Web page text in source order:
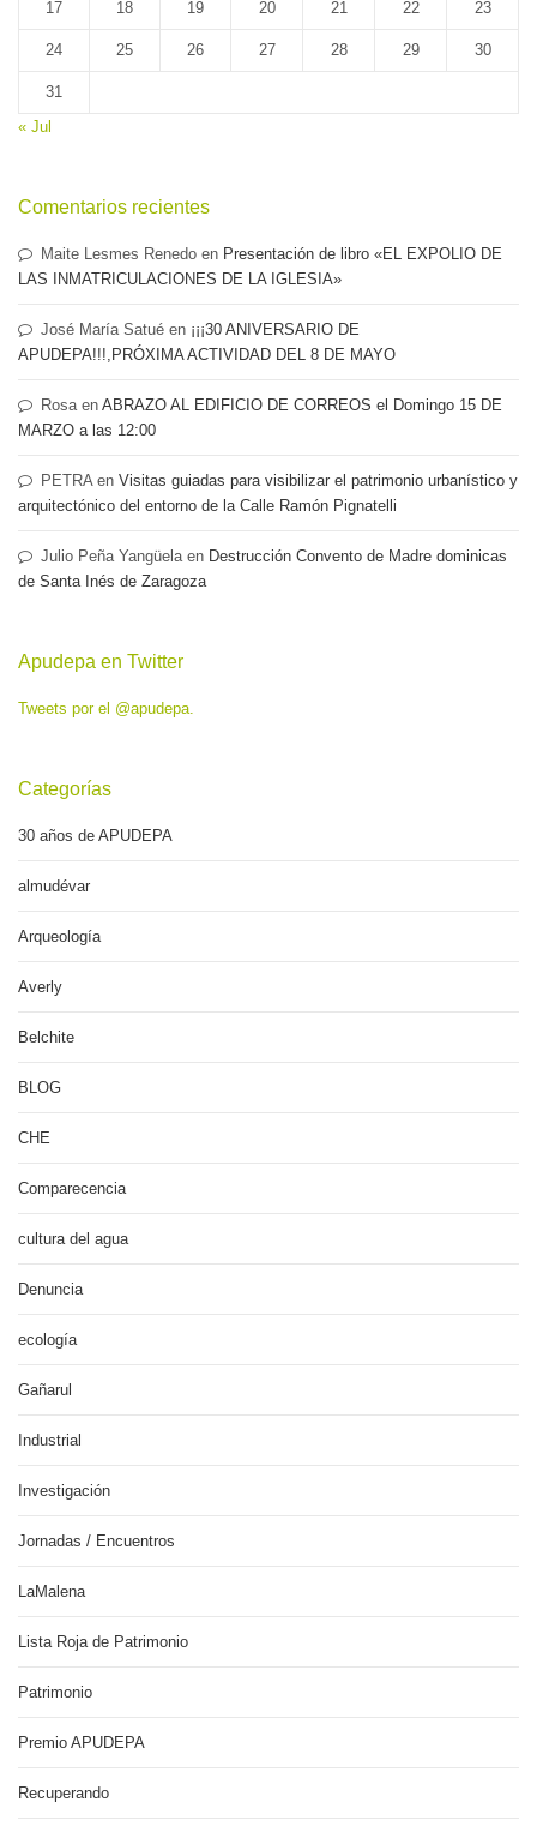
17 18 19 20 21 22 23
24 25 26 27 28 29 30
31
« Jul
Comentarios recientes
Maite Lesmes Renedo en Presentación de libro «EL EXPOLIO DE
LAS INMATRICULACIONES DE LA IGLESIA»
José María Satué en ¡¡¡30 ANIVERSARIO DE
APUDEPA!!!,PRÓXIMA ACTIVIDAD DEL 8 DE MAYO
Rosa en ABRAZO AL EDIFICIO DE CORREOS el Domingo 15 DE
MARZO a las 12:00
PETRA en Visitas guiadas para visibilizar el patrimonio urbanístico y
arquitectónico del entorno de la Calle Ramón Pignatelli
Julio Peña Yangüela en Destrucción Convento de Madre dominicas
de Santa Inés de Zaragoza
Apudepa en Twitter
Tweets por el @apudepa.
Categorías
30 años de APUDEPA
almudévar
Arqueología
Averly
Belchite
BLOG
CHE
Comparecencia
cultura del agua
Denuncia
ecología
Gañarul
Industrial
Investigación
Jornadas / Encuentros
LaMalena
Lista Roja de Patrimonio
Patrimonio
Premio APUDEPA
Recuperando